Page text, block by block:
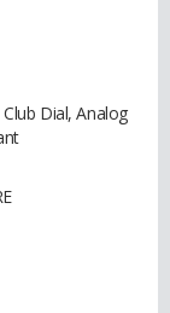
Dial, Analog